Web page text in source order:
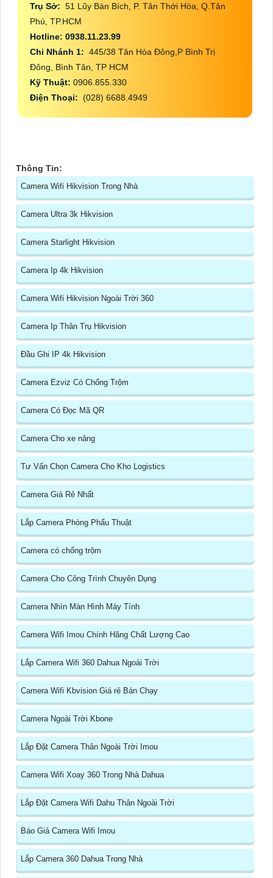
Trụ Sở: 51 Lũy Bán Bích, P. Tân Thới Hòa, Q.Tân
Phú, TP.HCM
Hotline: 0938.11.23.99
Chi Nhánh 1: 445/38 Tân Hòa Đông,P Bình Trị
Đông, Bình Tân, TP HCM
Kỹ Thuật: 0906.855.330
Điện Thoại: (028) 6688.4949
Thông Tin:
Camera Wifi Hikvision Trong Nhà
Camera Ultra 3k Hikvision
Camera Starlight Hikvision
Camera Ip 4k Hikvision
Camera Wifi Hikvision Ngoài Trời 360
Camera Ip Thân Trụ Hikvision
Đầu Ghi IP 4k Hikvision
Camera Ezviz Có Chống Trộm
Camera Có Đọc Mã QR
Camera Cho xe nâng
Tư Vấn Chọn Camera Cho Kho Logistics
Camera Giá Rẻ Nhất
Lắp Camera Phòng Phẩu Thuật
Camera có chống trộm
Camera Cho Công Trình Chuyên Dụng
Camera Nhìn Màn Hình Máy Tính
Camera Wifi Imou Chính Hãng Chất Lượng Cao
Lắp Camera Wifi 360 Dahua Ngoài Trời
Camera Wifi Kbvision Giá rẻ Bán Chạy
Camera Ngoài Trời Kbone
Lắp Đặt Camera Thân Ngoài Trời Imou
Camera Wifi Xoay 360 Trong Nhà Dahua
Lắp Đặt Camera Wifi Dahu Thân Ngoài Trời
Báo Giá Camera Wifi Imou
Lắp Camera 360 Dahua Trong Nhà